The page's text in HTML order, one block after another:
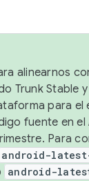
alinearnos
Trunk Stable
para el
fuente en el
Para
android-
android-